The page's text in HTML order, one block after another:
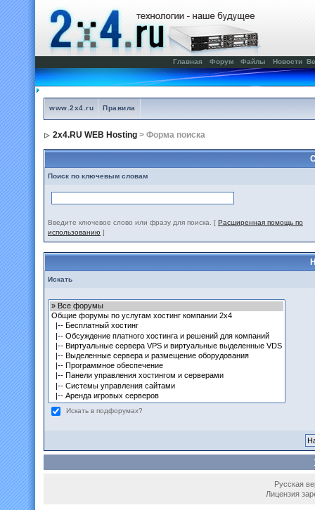
Главная Форум Файлы Новости
www.2x4.ru Правила
2x4.RU WEB Hosting > Форма поиска
Поиск по ключевым словам
Введите ключевое слово или фразу для поиска. [ Расширенная помощь по
использованию ]
Искать
Искать в подфорумах?
Русская
Лицензия